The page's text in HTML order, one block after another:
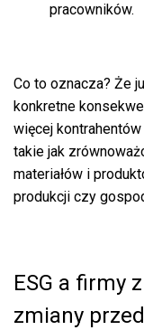
pracowników.
Co to oznacza? Że
konkretne
więcej
takie jak
materiałów i
produkcji czy
ESG a firmy
zmiany